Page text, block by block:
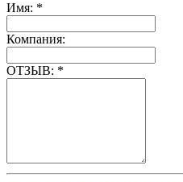
Имя: *
Компания:
ОТЗЫВ: *